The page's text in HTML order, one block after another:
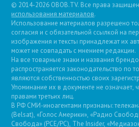
© 2014-2026 OBOB.TV. Все права
использования материалов.
Использование материалов разрешено
согласия и с обязательной ссылкой на
изображения и тексты принадлежат их
может не совпадать с мнением редакции.
На все товарные знаки и названия
распространяется законодательство по
являются собственностью своих
Упоминание их в документе не означает,
правами третьих лиц.
В РФ СМИ-иноагентами признаны:
(Belsat), «Голос Америки», «Радио
Свобода» (PCE/PC), The Insider,